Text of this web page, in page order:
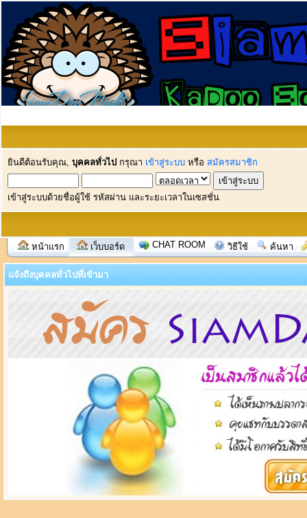
ยินดีต้อนรับคุณ, บุคคลทั่วไป กรุณา เข้าสู่ระบบ หรือ สมัครสมาชิก
เข้าสู่ระบบด้วยชื่อผู้ใช้ รหัสผ่าน และระยะเวลาในเซสชั่น
หน้าแรก เว็บบอร์ด CHAT ROOM วิธีใช้ ค้นหา
แจ้งถึงบุคคลทั่วไปที่เข้ามา